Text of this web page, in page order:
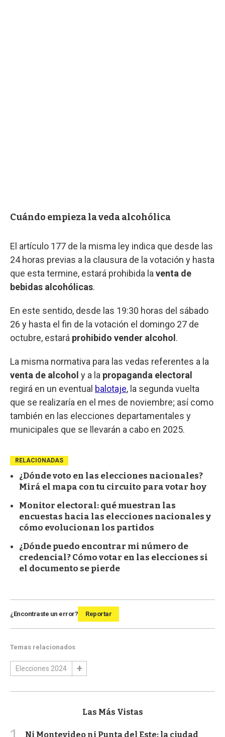
Cuándo empieza la veda alcohólica
El artículo 177 de la misma ley indica que desde las
24 horas previas a la clausura de la votación y hasta
que esta termine, estará prohibida la venta de
bebidas alcohólicas.
En este sentido, desde las 19:30 horas del sábado
26 y hasta el fin de la votación el domingo 27 de
octubre, estará prohibido vender alcohol .
La misma normativa para las vedas referentes a la
venta de alcohol y a la propaganda electoral
regirá en un eventual balotaje, la segunda vuelta
que se realizaría en el mes de noviembre; así como
también en las elecciones departamentales y
municipales que se llevarán a cabo en 2025.
RELACIONADAS
¿Dónde voto en las elecciones nacionales?
Mirá el mapa con tu circuito para votar hoy
Monitor electoral: qué muestran las
encuestas hacia las elecciones nacionales y
cómo evolucionan los partidos
¿Dónde puedo encontrar mi número de
credencial? Cómo votar en las elecciones si
el documento se pierde
¿Encontraste un error? Reportar
Temas relacionados
Elecciones 2024
Las Más Vistas
Ni Montevideo ni Punta del Este: la ciudad